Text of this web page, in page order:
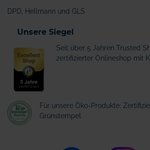
DPD, Hellmann und GLS
Unsere Siegel
Seit über 5 Jahren Trusted
zertifizierter Onlineshop mit
Für unsere Öko-Produkte:
Grünstempel